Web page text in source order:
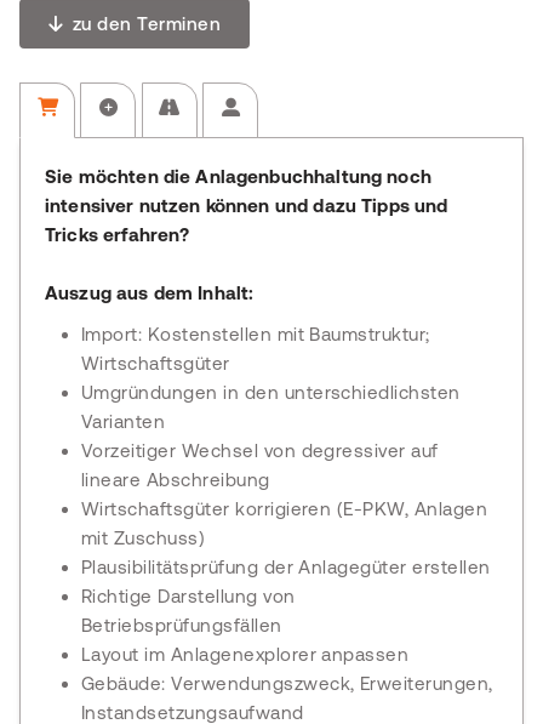
zu den Terminen
Sie möchten die Anlagenbuchhaltung noch
intensiver nutzen können und dazu Tipps und
Tricks erfahren?
Auszug aus dem Inhalt:
Import: Kostenstellen mit Baumstruktur;
Wirtschaftsgüter
Umgründungen in den unterschiedlichsten
Varianten
Vorzeitiger Wechsel von degressiver auf
lineare Abschreibung
Wirtschaftsgüter korrigieren (E-PKW, Anlagen
mit Zuschuss)
Plausibilitätsprüfung der Anlagegüter erstellen
Richtige Darstellung von
Betriebsprüfungsfällen
Layout im Anlagenexplorer anpassen
Gebäude: Verwendungszweck, Erweiterungen,
Instandsetzungsaufwand